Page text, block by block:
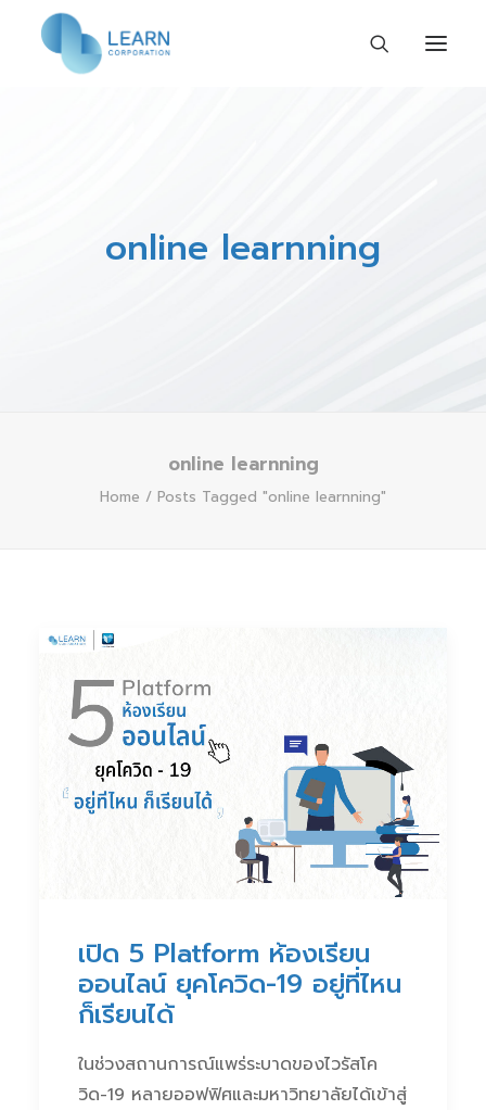
online learnning
online learnning
Home Posts Tagged "online learnning"
เปิด 5 Platform ห้องเรียน
ออนไลน์ ยุคโควิด-19 อยู่ที่ไหน
ก็เรียนได้
ในช่วงสถานการณ์แพร่ระบาดของไวรัสโค
วิด-19 หลายออฟฟิศและมหาวิทยาลัยได้เข้าสู่